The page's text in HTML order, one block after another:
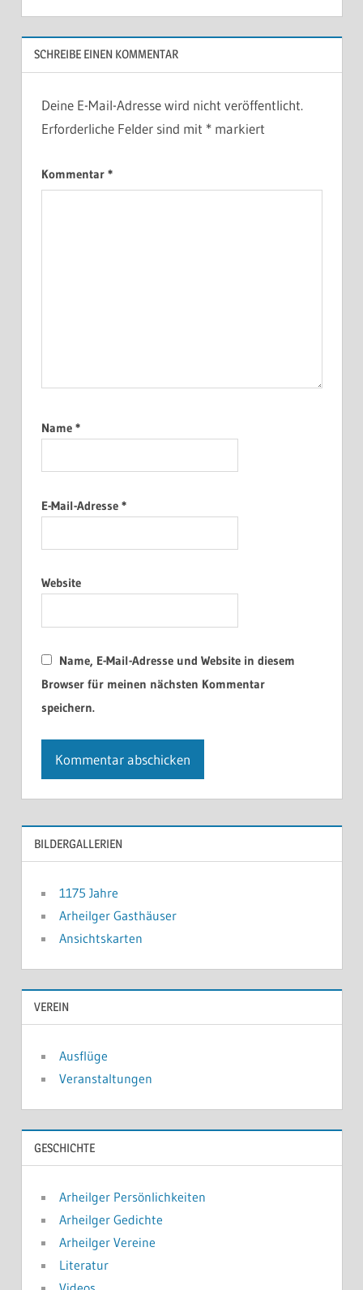
SCHREIBE EINEN KOMMENTAR
Deine E-Mail-Adresse wird nicht veröffentlicht.
Erforderliche Felder sind mit *markiert
Kommentar *
Name *
E-Mail-Adresse *
Website
Name, E-Mail-Adresse und Website in diesem
Browser für meinen nächsten Kommentar
speichern.
BILDERGALLERIEN
1175 Jahre
Arheilger Gasthäuser
Ansichtskarten
VEREIN
Ausflüge
Veranstaltungen
GESCHICHTE
Arheilger Persönlichkeiten
Arheilger Gedichte
Arheilger Vereine
Literatur